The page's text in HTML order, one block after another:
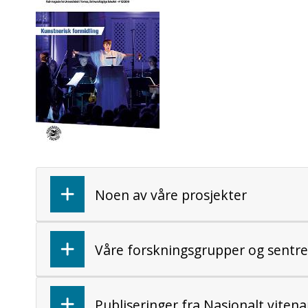
Noen av våre prosjekter
Våre forskningsgrupper og sentre